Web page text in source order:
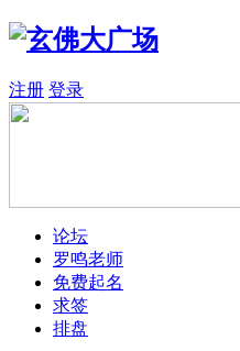
注册 登录
论坛
罗鸣老师
免费起名
求签
排盘